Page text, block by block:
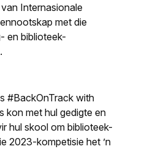
Internasionale
met die
en biblioteek-
#BackOnTrack with
kon met hul gedigte en
hul skool om biblioteek-
2023-kompetisie het ’n